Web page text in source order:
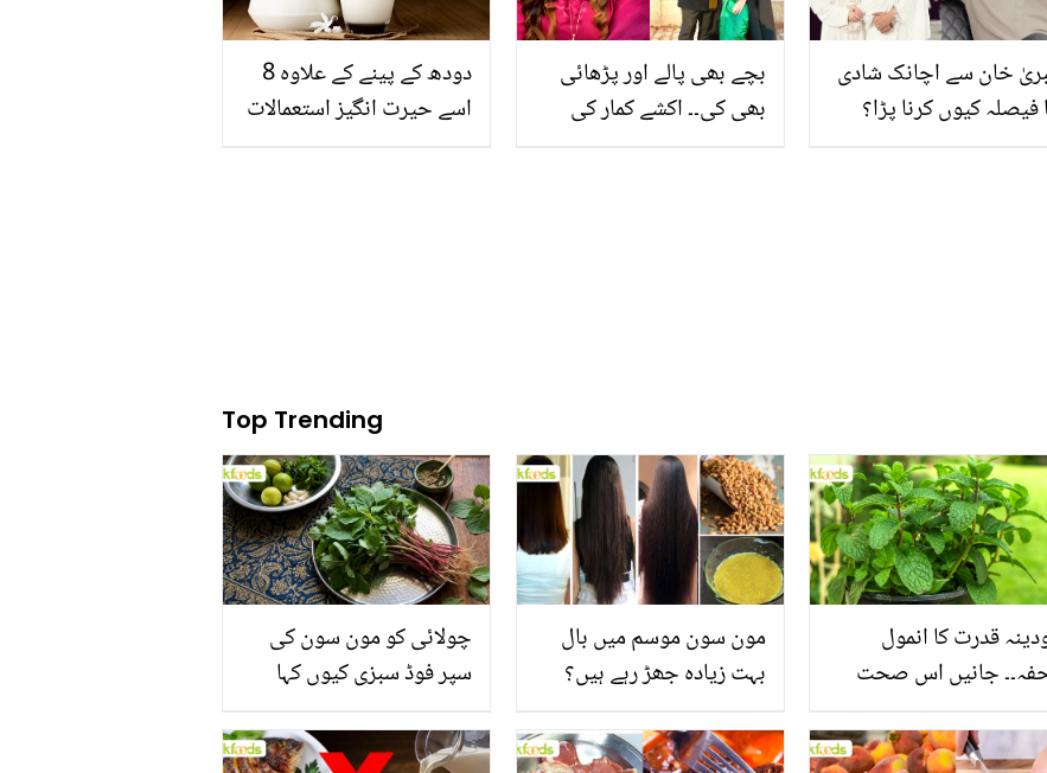
دودھ کے پینے کے علاوہ 8
اسے حیرت انگیز استعمالات
بچے بھی پالے اور پڑھائی
بھی کی۔۔ اکشے کمار کی
خان سے اچانک شادی
فیصلہ کیوں کرنا پڑا؟
Top Trending
چولائی کو مون سون کی
سپر فوڈ سبزی کیوں کہا
منرلز اور اینٹی آکسیڈنٹس
مون سون موسم میں بال
بہت زیادہ جھڑ رہے ہیں؟
بنانے کے چند قدرتی طریقے
قدرت کا انمول
جانیں اس صحت
طبی فوائد